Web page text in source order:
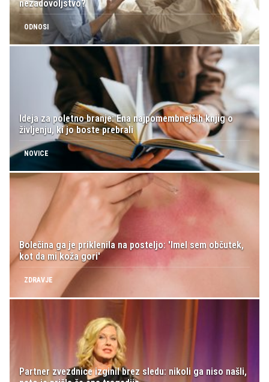
nezadovoljstvo?
ODNOSI
Ideja za poletno branje: Ena najpomembnejših knjig o
življenju, ki jo boste prebrali
NOVICE
Bolečina ga je priklenila na posteljo: 'Imel sem občutek,
kot da mi koža gori'
ZDRAVJE
Partner zvezdnice izginil brez sledu: nikoli ga niso našli,